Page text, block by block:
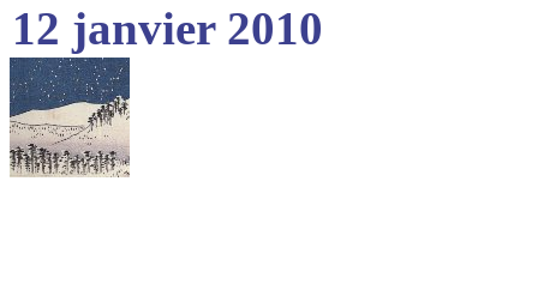
12 janvier 2010